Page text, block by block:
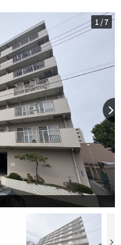
1 /7